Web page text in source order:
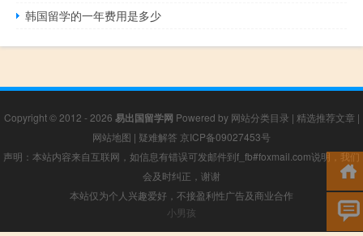
韩国留学的一年费用是多少
Copyright © 2012 - 2026 易出国留学网 Powered by 网站分类目录 | 精选推荐文章 |
网站地图 | 疑难解答 京ICP备09027453号
声明：本站内容来自互联网，如信息有错误可发邮件到f_fb#foxmail.com说明，我们
会及时纠正，谢谢
本站仅为个人兴趣爱好，不接盈利性广告及商业合作
小男孩